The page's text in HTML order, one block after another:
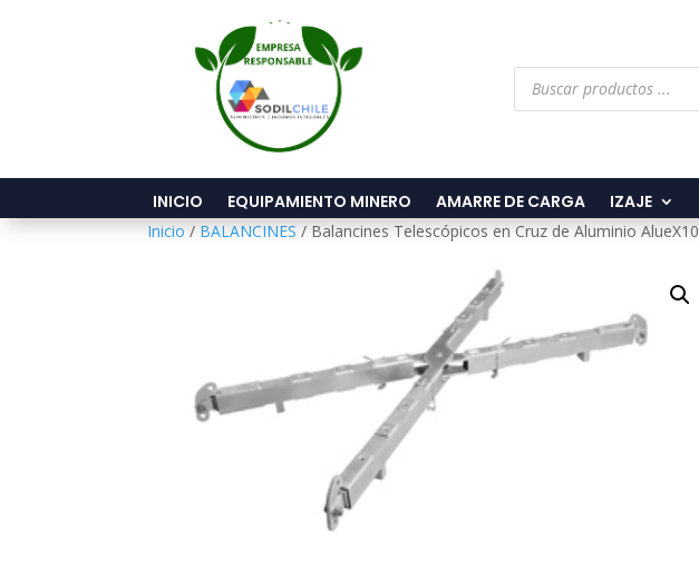
Búsqueda
productos
INICIO EQUIPAMIENTO MINERO AMARRE DE CARGA IZAJE
Inicio / BALANCINES / Balancines Telescópicos en Cruz de Aluminio AlueX10